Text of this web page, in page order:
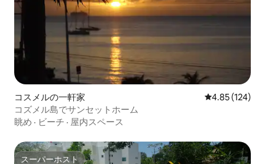
コスメルの一軒家 レビュー124
4.85 (124)
コズメル島でサンセットホーム
眺め · ビーチ · 屋内スペース
スーパーホスト